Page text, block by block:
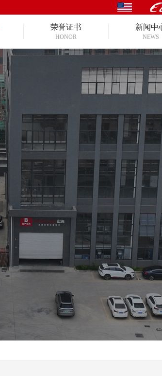
荣誉证书
HONOR
新闻中
NEWS